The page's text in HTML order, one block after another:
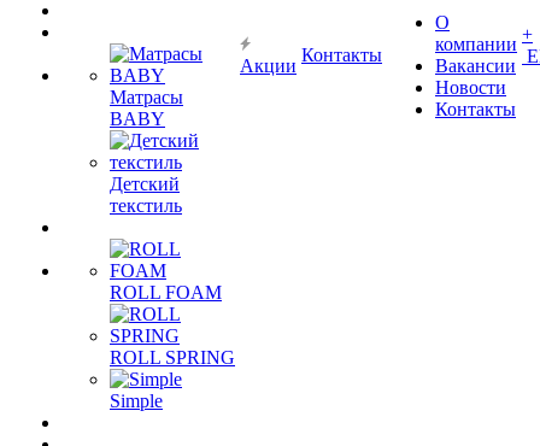
Матрасы
BABY
Детский
текстиль
ROLL FOAM
ROLL SPRING
Simple
Акции
Контакты
О
компании
Вакансии
Новости
Контакты
+